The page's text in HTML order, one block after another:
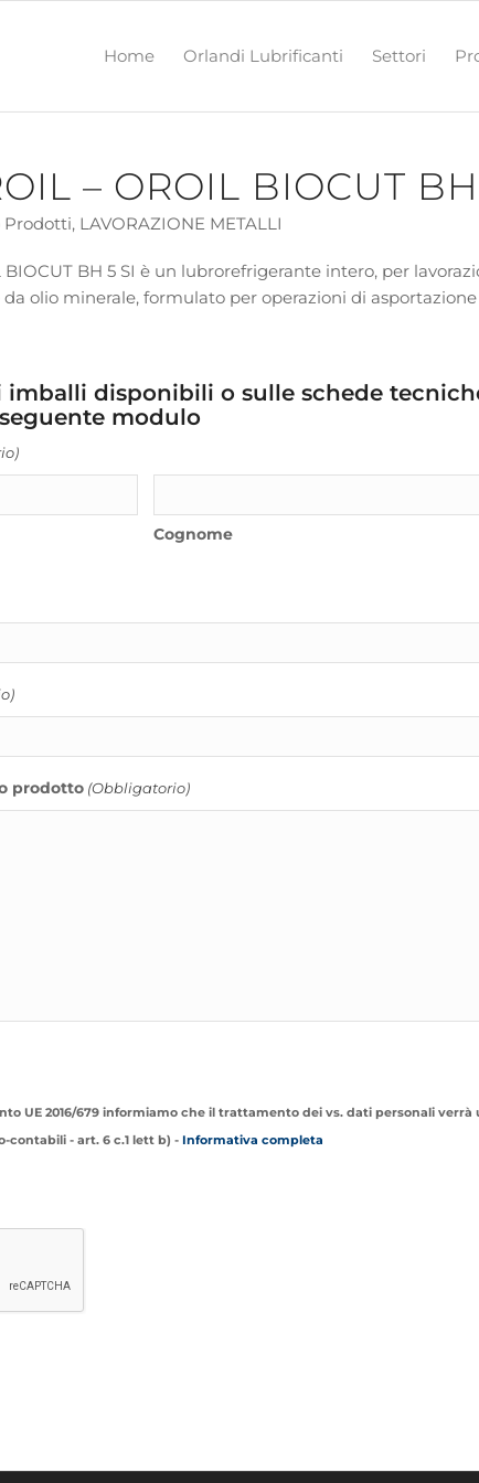
Home Orlandi Lubrificanti Settori
– OROIL BIOCUT
Prodotti, LAVORAZIONE METALLI
BIOCUT BH 5 SI è un lubrorefrigerante intero, per
da olio minerale, formulato per operazioni di
disponibili o sulle schede
modulo
Cognome
prodotto (Obbligatorio)
UE 2016/679 informiamo che il trattamento dei vs. dati personali verrà
- art. 6 c.1 lett b) - Informativa completa